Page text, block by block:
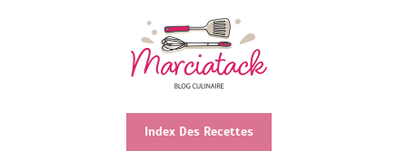
Index Des Recettes